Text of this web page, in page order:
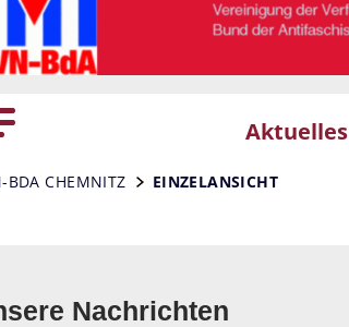
Aktuelles
BDA CHEMNITZ EINZELANSICHT
Nachrichten